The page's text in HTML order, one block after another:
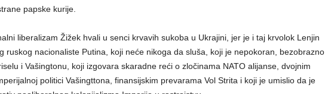
papske kurije.
liberalizam Žižek hvali u senci krvavih sukoba u Ukrajini, jer je i taj krvolok Lenjin
ruskog nacionaliste Putina, koji neće nikoga da sluša, koji je nepokoran, bezobrazno
i Vašingtonu, koji izgovara skaradne reći o zločinama NATO alijanse, dvojnim
politici Vašingttona, finansijskim prevarama Vol Strita i koji je umislio da je